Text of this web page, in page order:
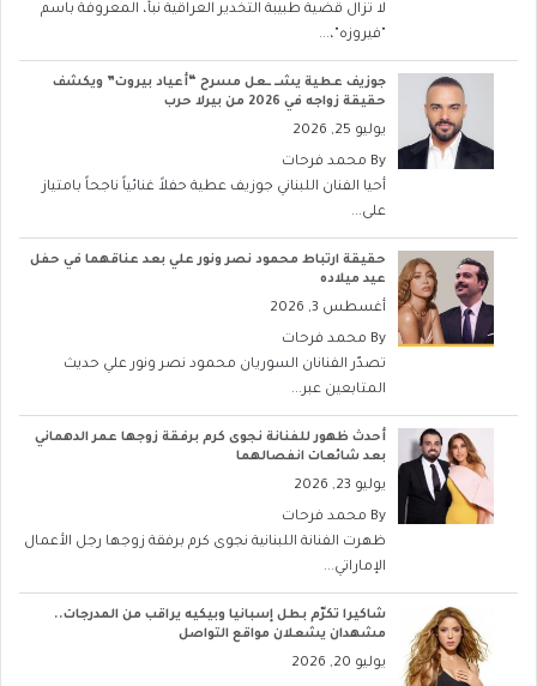
لا تزال قضية طبيبة التخدير العراقية نبأ، المعروفة باسم
"فيروزه"،...
جوزيف عطية يشــ ــعل مسرح “أعياد بيروت” ويكشف
حقيقة زواجه في 2026 من بيرلا حرب
يوليو 25, 2026
By محمد فرحات
أحيا الفنان اللبناني جوزيف عطية حفلاً غنائياً ناجحاً بامتياز
على...
حقيقة ارتباط محمود نصر ونور علي بعد عناقهما في حفل
عيد ميلاده
أغسطس 3, 2026
By محمد فرحات
تصدّر الفنانان السوريان محمود نصر ونور علي حديث
المتابعين عبر...
أحدث ظهور للفنانة نجوى كرم برفقة زوجها عمر الدهماني
بعد شائعات انفصالهما
يوليو 23, 2026
By محمد فرحات
ظهرت الفنانة اللبنانية نجوى كرم برفقة زوجها رجل الأعمال
الإماراتي...
شاكيرا تكرّم بطل إسبانيا وبيكيه يراقب من المدرجات..
مشهدان يشعلان مواقع التواصل
يوليو 20, 2026